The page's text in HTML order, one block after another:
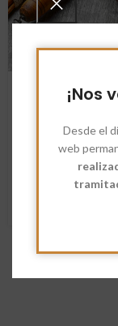
¡Nos
Desde el
web
Una Harina de
Harina